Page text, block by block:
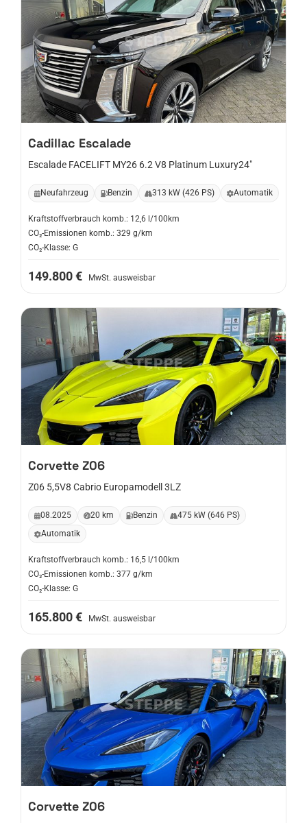
Cadillac Escalade
Escalade FACELIFT MY26 6.2 V8 Platinum Luxury24"
Neufahrzeug Benzin 313 kW (426 PS) Automatik
Kraftstoffverbrauch komb.: 12,6 l/100km
CO₂-Emissionen komb.: 329 g/km
CO₂-Klasse: G
149.800 € MwSt. ausweisbar
Corvette Z06
Z06 5,5V8 Cabrio Europamodell 3LZ
08.2025 20 km Benzin
475 kW (646 PS)
Automatik
Kraftstoffverbrauch komb.: 16,5 l/100km
CO₂-Emissionen komb.: 377 g/km
CO₂-Klasse: G
165.800 € MwSt. ausweisbar
Corvette Z06